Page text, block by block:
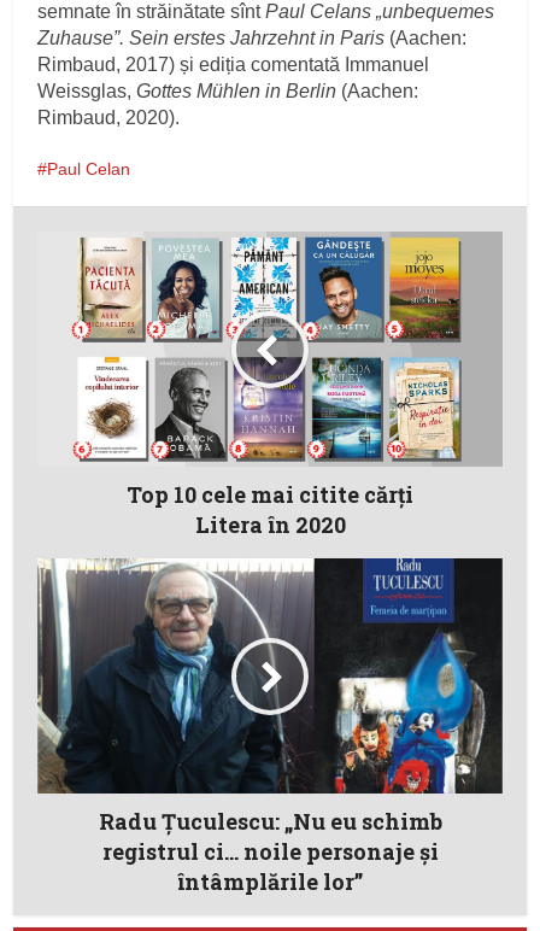
semnate în străinătate sîntPaul Celans „unbequemes
Zuhause”. Sein erstes Jahrzehnt in Paris (Aachen:
Rimbaud, 2017) și ediția comentată Immanuel
Weissglas,Gottes Mühlen in Berlin (Aachen:
Rimbaud, 2020).
Paul Celan
Top 10 cele mai citite cărţi
Litera în 2020
Radu Ţuculescu: „Nu eu schimb
registrul ci… noile personaje și
întâmplările lor”